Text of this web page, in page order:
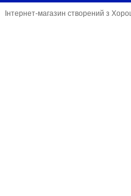
Інтернет-магазин створений з